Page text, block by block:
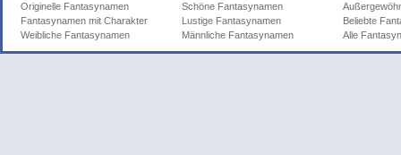
Originelle Fantasynamen
Schöne Fantasynamen
Fantasynamen mit Charakter
Lustige Fantasynamen
Beliebte
Weibliche Fantasynamen
Männliche Fantasynamen Alle